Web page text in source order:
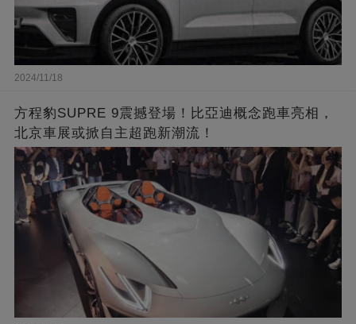
2024/11/18
方程豹SUPRE 9震撼登場！比亞迪概念跑車亮相，
北京車展或掀自主超跑新潮流！